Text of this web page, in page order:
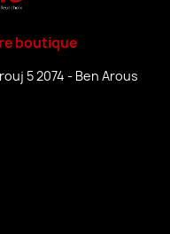
boutique
5 2074 - Ben Arous